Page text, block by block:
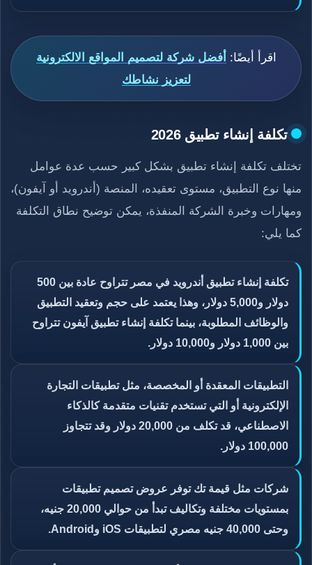
اقرأ أيضًا:
أفضل شركة لتصميم المواقع الالكترونية
لتعزيز نشاطك
تكلفة إنشاء تطبيق 2026
تختلف تكلفة إنشاء تطبيق بشكل كبير حسب عدة عوامل
منها نوع التطبيق، مستوى تعقيده، المنصة (أندرويد أو آيفون)،
ومهارات وخبرة الشركة المنفذة، يمكن توضيح نطاق التكلفة
كما يلي:
تكلفة إنشاء تطبيق أندرويد في مصر تتراوح عادة بين 500
دولار و5,000 دولار، وهذا يعتمد على حجم وتعقيد التطبيق
والوظائف المطلوبة، بينما تكلفة إنشاء تطبيق آيفون تتراوح
بين 1,000 دولار و10,000 دولار.
التطبيقات المعقدة أو المخصصة، مثل تطبيقات التجارة
الإلكترونية أو التي تستخدم تقنيات متقدمة كالذكاء
الاصطناعي، قد تكلف من 20,000 دولار وقد تتجاوز
100,000 دولار.
شركات مثل قيمة تك توفر عروض تصميم تطبيقات
بمستويات مختلفة وتكاليف تبدأ من حوالي 20,000 جنيه،
وحتى 40,000 جنيه مصري لتطبيقات iOS وAndroid.